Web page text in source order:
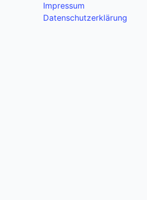
Impressum
Datenschutzerklärung